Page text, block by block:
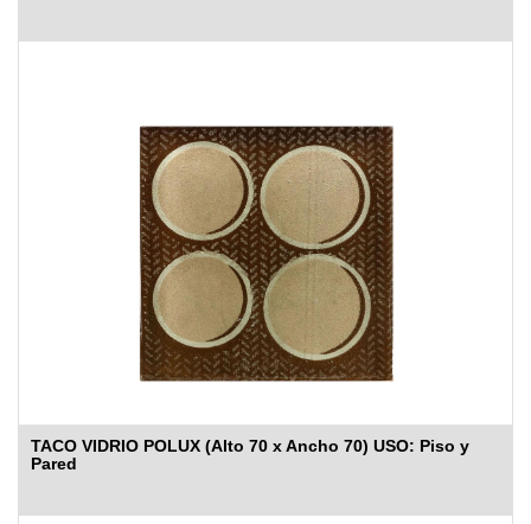
TACO VIDRIO POLUX (Alto 70 x Ancho 70) USO: Piso y
Pared